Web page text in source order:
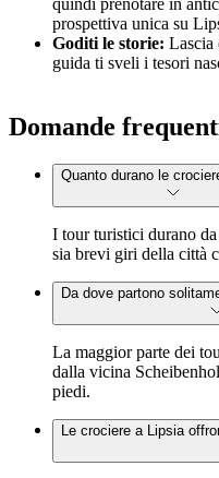
quindi prenotare in
prospettiva unica su
Goditi le storie: Lascia
guida ti sveli i tesori
Domande
Quanto durano le
I tour turistici durano
sia brevi giri della città
Da dove partono
La maggior parte dei
dalla vicina
piedi.
Le crociere a Lipsia